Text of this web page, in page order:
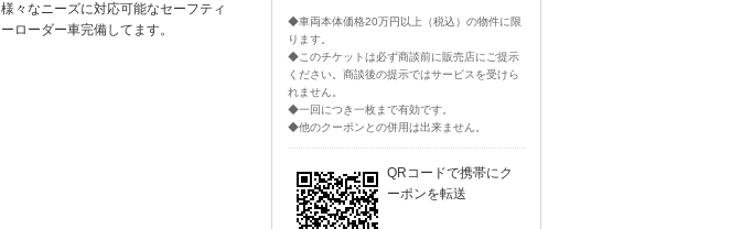
様々なニーズに対応可能なセーフティ
ーローダー車完備してます。
◆車両本体価格20万円以上（税込）の物件に限
ります。
◆このチケットは必ず商談前に販売店にご提示
ください。商談後の提示ではサービスを受けら
れません。
◆一回につき一枚まで有効です。
◆他のクーポンとの併用は出来ません。
QRコードで携帯にク
ーポンを転送